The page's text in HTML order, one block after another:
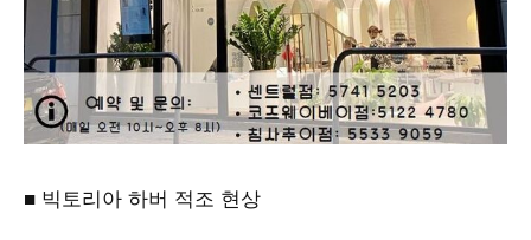
■ 빅토리아 하버 적조 현상